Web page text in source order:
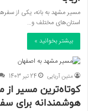
مسیر مشهد به بانه، یکی از
استان‌های مختلف و…
بیشتر بخوانید »
متین آریایی 24 تیر 1403
کوتاه‌ترین مسیر
هوشمندانه برای